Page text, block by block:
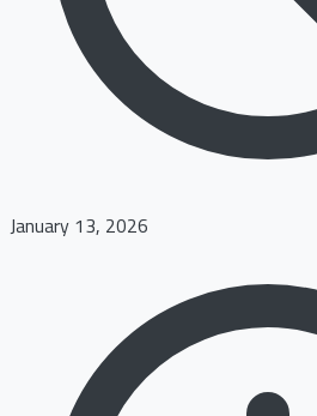
January 13, 2026